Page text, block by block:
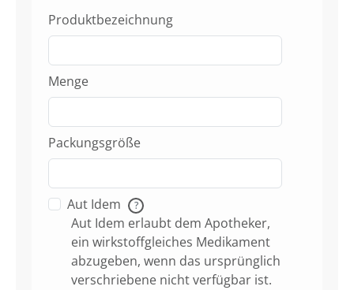
Produktbezeichnung
Menge
Packungsgröße
Aut Idem ?
Aut Idem erlaubt dem Apotheker,
ein wirkstoffgleiches Medikament
abzugeben, wenn das ursprünglich
verschriebene nicht verfügbar ist.